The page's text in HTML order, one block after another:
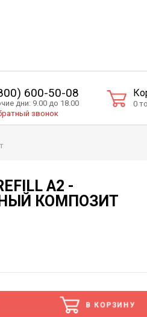
600-50-08
дни: 9.00 до 18.00
звонок
0
А2 -
КОМПОЗИТ
В КОРЗИНУ